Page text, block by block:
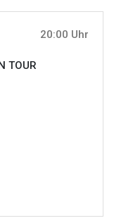
20:00 Uhr
TOUR